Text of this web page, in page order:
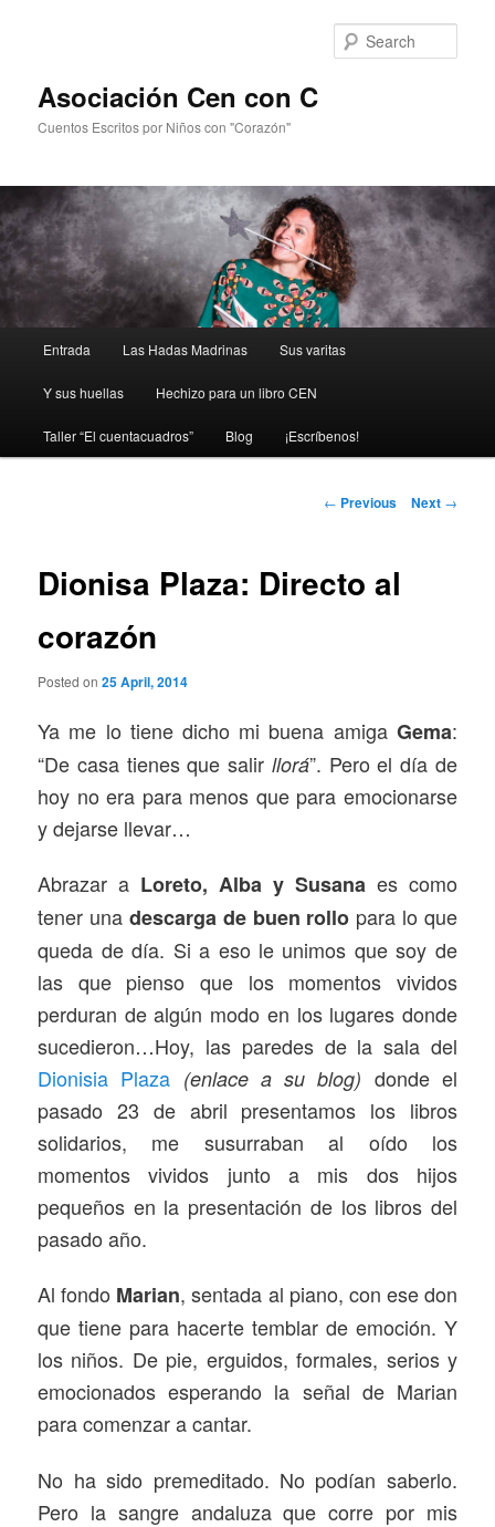
Asociación Cen con C
Cuentos Escritos por Niños con "Corazón"
Skip
to
primary
Entrada Las Hadas Madrinas Sus varitas
Y sus huellas Hechizo para un libro CEN
Taller “El cuentacuadros” Blog ¡Escríbenos!
Post
← Previous Next →
Dionisa Plaza: Directo al
corazón
Posted on25 April, 2014
Ya me lo tiene dicho mi buena amiga Gema:
“De casa tienes que salir llorá”. Pero el día de
hoy no era para menos que para emocionarse
y dejarse llevar…
Abrazar a Loreto, Alba y Susana es como
tener una descarga de buen rollo para lo que
queda de día. Si a eso le unimos que soy de
las que pienso que los momentos vividos
perduran de algún modo en los lugares donde
sucedieron…Hoy, las paredes de la sala del
Dionisia Plaza (enlace a su blog) donde el
pasado 23 de abril presentamos los libros
solidarios, me susurraban al oído los
momentos vividos junto a mis dos hijos
pequeños en la presentación de los libros del
pasado año.
Al fondo Marian, sentada al piano, con ese don
que tiene para hacerte temblar de emoción. Y
los niños. De pie, erguidos, formales, serios y
emocionados esperando la señal de Marian
para comenzar a cantar.
No ha sido premeditado. No podían saberlo.
Pero la sangre andaluza que corre por mis